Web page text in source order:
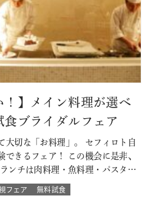
！】メイン料理が選べ
食ブライダルフェア
大切な「お料理」。 セフィロト自
できるフェア！ この機会に是非、
ンチは肉料理・魚料理・パスタか
催なので土日とは違ってゆっくり
婚式場の待合室などの付帯設備も
フェア 無料試食